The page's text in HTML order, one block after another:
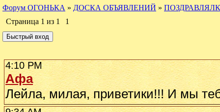
Форум ОГОНЬКА » ДОСКА ОБЪЯВЛЕНИЙ »
Страница 1 из 1 1